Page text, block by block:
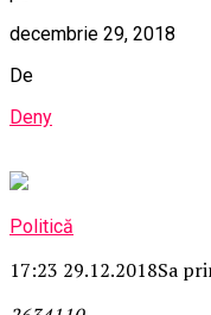
decembrie 29, 2018
De
Deny
Politică
17:23 29.12.2018Sa